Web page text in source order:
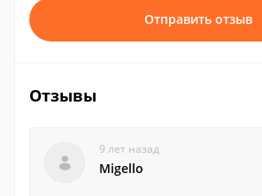
Отправить отзыв
Отзывы
9 лет назад
Migello